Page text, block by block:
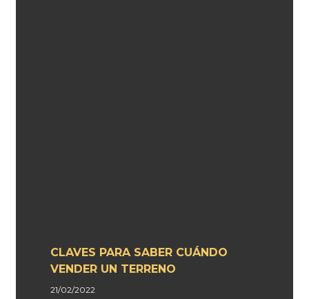
CLAVES PARA SABER CUÁNDO
VENDER UN TERRENO
21/02/2022